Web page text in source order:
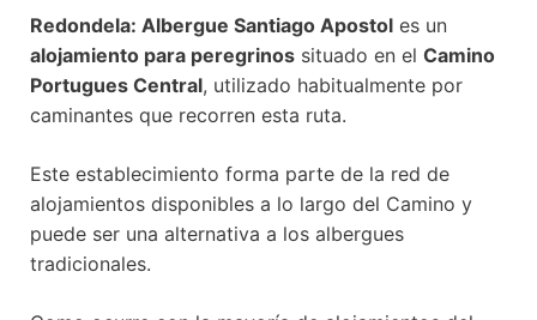
Redondela: Albergue Santiago Apostol es un
alojamiento para peregrinos situado en el Camino
Portugues Central, utilizado habitualmente por
caminantes que recorren esta ruta.
Este establecimiento forma parte de la red de
alojamientos disponibles a lo largo del Camino y
puede ser una alternativa a los albergues
tradicionales.